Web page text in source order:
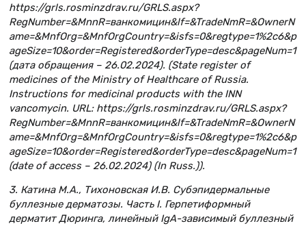
https://grls.rosminzdrav.ru/GRLS.aspx?
RegNumber=&MnnR=ванкомицин&lf=&TradeNmR=&OwnerN
ame=&MnfOrg=&MnfOrgCountry=&isfs=0&regtype=1%2c6&p
ageSize=10&order=Registered&orderType=desc&pageNum=1
(дата обращения – 26.02.2024). (State register of
medicines of the Ministry of Healthcare of Russia.
Instructions for medicinal products with the INN
vancomycin. URL: https://grls.rosminzdrav.ru/GRLS.aspx?
RegNumber=&MnnR=ванкомицин&lf=&TradeNmR=&OwnerN
ame=&MnfOrg=&MnfOrgCountry=&isfs=0&regtype=1%2c6&p
ageSize=10&order=Registered&orderType=desc&pageNum=1
(date of access – 26.02.2024) (In Russ.)).
3. Катина М.А., Тихоновская И.В. Субэпидермальные
буллезные дерматозы. Часть I. Герпетиформный
дерматит Дюринга, линейный IgA-зависимый буллезный